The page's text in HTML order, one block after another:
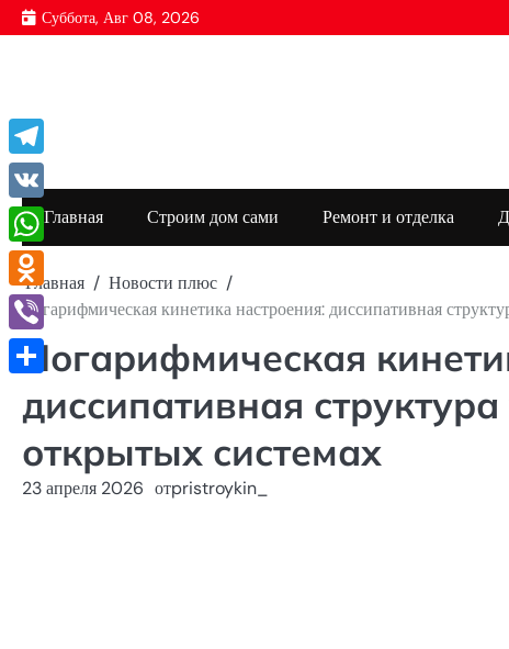
Перейти
к
Суббота, Авг 08, 2026
Главная Строим дом сами Ремонт и отделка
Главная
Новости плюс
Логарифмическая кинетика настроения: диссипативная
Логарифмическая
диссипативная
открытых системах
23 апреля 2026 отpristroykin_
Telegram
VK
WhatsApp
Odnoklassniki
Viber